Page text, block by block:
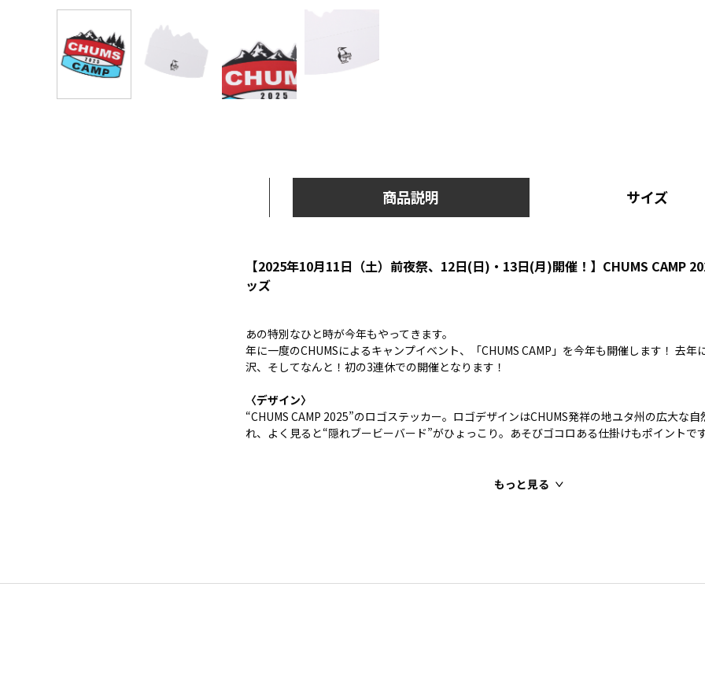
商品説明 サイズ
【2025年10月11日（土）前夜祭、12日(日)・13日(月)開催！】CHUMS CAMP
ッズ
あの特別なひと時が今年もやってきます。
年に一度のCHUMSによるキャンプイベント、「CHUMS CAMP」を今年も開催します！ 去年
沢、そしてなんと！初の3連休での開催となります！
〈デザイン〉
“CHUMS CAMP 2025”のロゴステッカー。ロゴデザインはCHUMS発祥の地ユタ州の広大な
れ、よく見ると“隠れブービーバード”がひょっこり。あそびゴコロある仕掛けもポイントで
もっと見る